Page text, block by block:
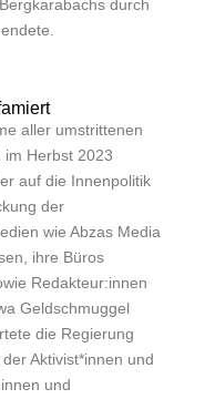
durch
aller umstrittenen
Herbst 2023
auf die Innenpolitik
der
wie Abzas Media
ihre Büros
Redakteur:innen
Geldschmuggel
die Regierung
Aktivist*innen und
und